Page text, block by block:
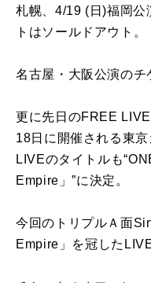
札幌、4/19 (日)福岡公
トはソールドアウト。
名古屋・大阪公演のチ
更に先日のFREE
18日に開催される東
LIVEのタイトルも
Empire」”に決定。
今回のトリプルＡ面
Empire」を冠した